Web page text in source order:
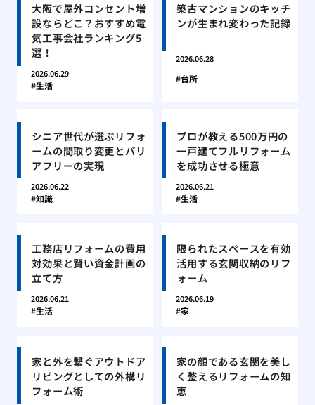
大阪で屋外コンセント増
設ならどこ？おすすめ電
気工事会社ランキング5
選！
2026.06.29
生活
築古マンションのキッチ
ンが生まれ変わった記録
2026.06.28
台所
シニア世代が選ぶリフォ
ームの間取り変更とバリ
アフリーの実現
2026.06.22
知識
プロが教える500万円の
一戸建てフルリフォーム
を成功させる極意
2026.06.21
生活
工務店リフォームの費用
対効果と賢い資金計画の
立て方
2026.06.21
生活
限られたスペースを有効
活用する玄関収納のリフ
ォーム
2026.06.19
家
家と外を繋ぐアウトドア
リビングとしての外構リ
フォーム術
家の顔である玄関を美し
く整えるリフォームの知
恵